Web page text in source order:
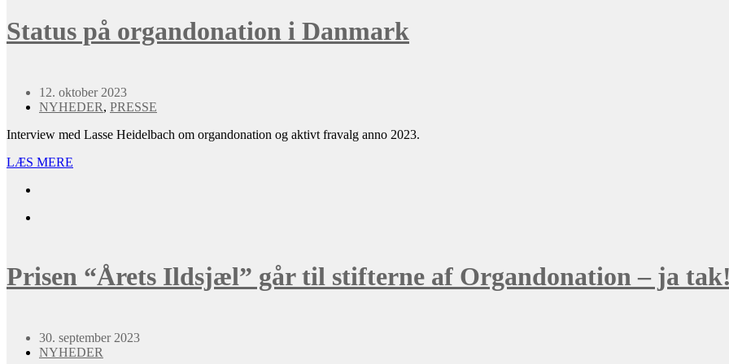
Status på organdonation i Danmark
12. oktober 2023
NYHEDER, PRESSE
Interview med Lasse Heidelbach om organdonation og aktivt fravalg anno 2023.
LÆS MERE
Prisen “Årets Ildsjæl” går til stifterne af Organdonation – ja
30. september 2023
NYHEDER